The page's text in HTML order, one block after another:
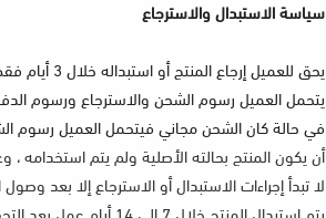
سياسة الاستبدال والاسترجاع
يحق للعميل إرجاع المنتج أو استبداله خلال 3 أيام فقط من استلام المنتج.
يتحمل العميل رسوم الشحن والاسترجاع ورسوم
في حالة كان الشحن مجاني فيتحمل العميل رسوم
أن يكون المنتج بحالته الأصلية ولم يتم استخدامه
لا تبدأ إجراءات الاستبدال أو الاسترجاع إلا بعد